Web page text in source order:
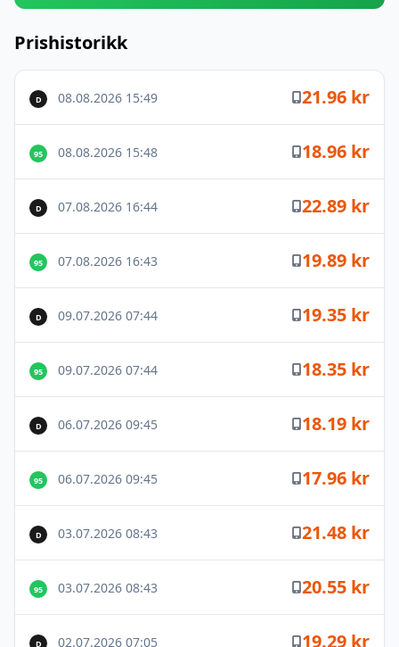
Prishistorikk
D 08.08.2026 15:49 21.96 kr
95 08.08.2026 15:48 18.96 kr
D 07.08.2026 16:44 22.89 kr
95 07.08.2026 16:43 19.89 kr
D 09.07.2026 07:44 19.35 kr
95 09.07.2026 07:44 18.35 kr
D 06.07.2026 09:45 18.19 kr
95 06.07.2026 09:45 17.96 kr
D 03.07.2026 08:43 21.48 kr
95 03.07.2026 08:43 20.55 kr
D 02.07.2026 07:05 19.29 kr